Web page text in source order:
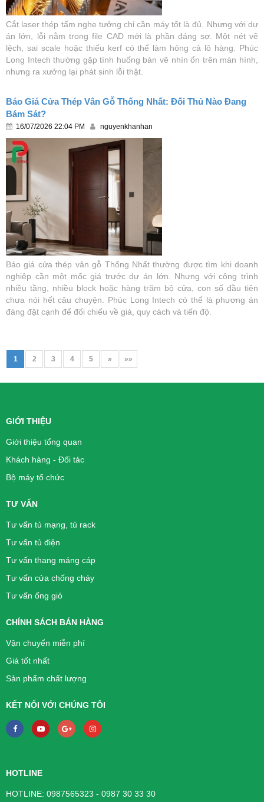
Cắt laser thép tấm nghe tưởng chỉ cần máy tốt là đủ. Nhưng với dự
án lớn, lỗi nằm trong file CAD mới là phần đáng sợ. Một nét vẽ
lệch, sai scale hoặc thiếu kerf có thể làm hỏng cả lô hàng. Phúc
Long Intech thường gặp tình huống bản vẽ nhìn ổn trên màn hình,
nhưng ra xưởng lại phát sinh lỗi thật.
Báo Giá Cửa Thép Vân Gỗ Thống Nhất: Đối Thủ Nào Đang
Bám Sát?
16/07/2026 22:04 PM nguyenkhanhan
Báo giá cửa thép vân gỗ Thống Nhất thường được tìm khi doanh
nghiệp cần một mốc giá trước dự án lớn. Nhưng với công trình
nhiều tầng, nhiều block hoặc hàng trăm bộ cửa, con số đầu tiên
chưa nói hết câu chuyện. Phúc Long Intech có thể là phương án
đáng đặt cạnh để đối chiếu về giá, quy cách và tiến độ.
1 2 3 4 5 » »»
GIỚI THIỆU
Giới thiệu tổng quan
Khách hàng - Đối tác
Bộ máy tổ chức
TƯ VẤN
Tư vấn tủ mạng, tủ rack
Tư vấn tủ điện
Tư vấn thang máng cáp
Tư vấn cửa chống cháy
Tư vấn ống gió
CHÍNH SÁCH BÁN HÀNG
Vận chuyển miễn phí
Giá tốt nhất
Sản phẩm chất lượng
KẾT NỐI VỚI CHÚNG TÔI
HOTLINE
HOTLINE: 0987565323 - 0987 30 33 30